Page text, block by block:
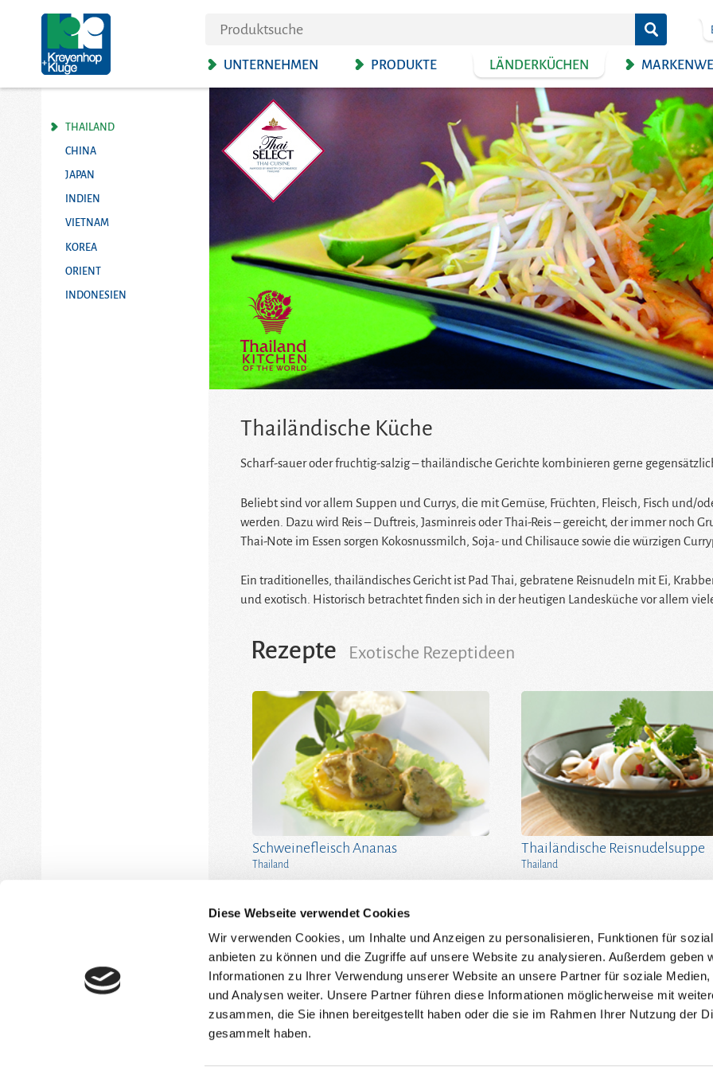
Diese Webseite verwendet Cookies
Wir verwenden Cookies, um Inhalte und Anzeigen zu personalisieren, Funktionen für
anbieten zu können und die Zugriffe auf unsere Website zu analysieren. Außerdem geben
Informationen zu Ihrer Verwendung unserer Website an unsere Partner für soziale Medien,
und Analysen weiter. Unsere Partner führen diese Informationen möglicherweise mit
zusammen, die Sie ihnen bereitgestellt haben oder die sie im Rahmen Ihrer Nutzung der
gesammelt haben.
UNTERNEHMEN PRODUKTE LÄNDERKÜCHEN
THAILAND
CHINA
JAPAN
INDIEN
VIETNAM
KOREA
ORIENT
INDONESIEN
Thailändische Küche
Scharf-sauer oder fruchtig-salzig – thailändische Gerichte kombinieren gerne
Beliebt sind vor allem Suppen und Currys, die mit Gemüse, Früchten, Fleisch, Fisch und/
werden. Dazu wird Reis – Duftreis, Jasminreis oder Thai-Reis – gereicht, der immer noch
Thai-Note im Essen sorgen Kokosnussmilch, Soja- und Chilisauce sowie die würzigen
Ein traditionelles, thailändisches Gericht ist Pad Thai, gebratene Reisnudeln mit Ei,
und exotisch. Historisch betrachtet finden sich in der heutigen Landesküche vor allem
Rezepte Exotische Rezeptideen
Schweinefleisch Ananas
Thailand
Thailändische Reisnudelsuppe
Thailand
Unternehmen
Rezepte
K & K-Lexikon
Download
Impressum
Kontakt